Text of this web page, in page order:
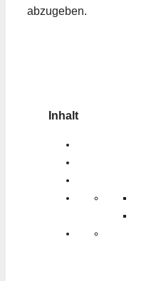
abzugeben.
Inhalt